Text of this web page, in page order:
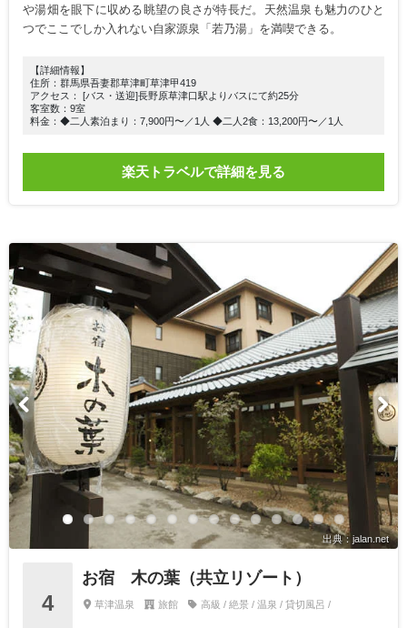
や湯畑を眼下に収める眺望の良さが特長だ。天然温泉も魅力のひと
つでここでしか入れない自家源泉「若乃湯」を満喫できる。
【詳細情報】
住所：群馬県吾妻郡草津町草津甲419
アクセス： [バス・送迎]長野原草津口駅よりバスにて約25分
客室数：9室
料金：◆二人素泊まり：7,900円〜／1人 ◆二人2食：13,200円〜／1人
楽天トラベルで詳細を見る
出典：jalan.net
4
お宿 木の葉（共立リゾート）
草津温泉 旅館 高級 / 絶景 / 温泉 / 貸切風呂 /